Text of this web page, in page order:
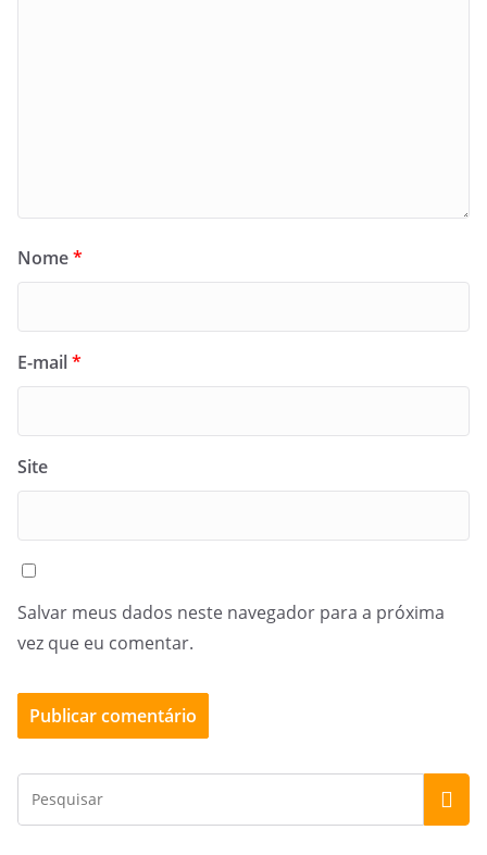
Nome*
E-mail*
Site
Salvar meus dados neste navegador para a próxima
vez que eu comentar.